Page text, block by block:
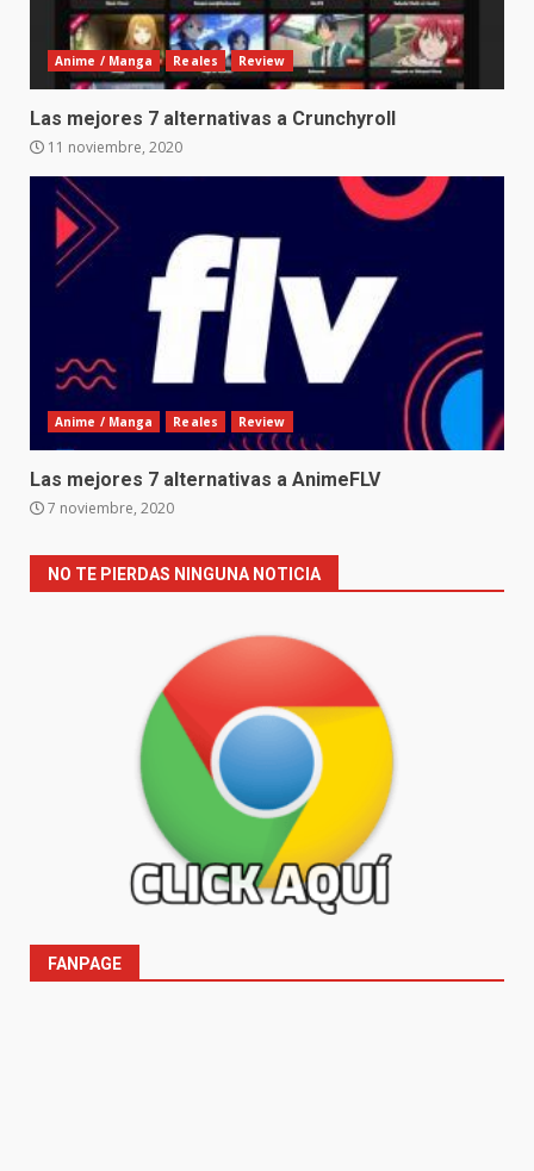
Anime / Manga Reales Review
Las mejores 7 alternativas a Crunchyroll
11 noviembre, 2020
Anime / Manga Reales Review
Las mejores 7 alternativas a AnimeFLV
7 noviembre, 2020
NO TE PIERDAS NINGUNA NOTICIA
FANPAGE